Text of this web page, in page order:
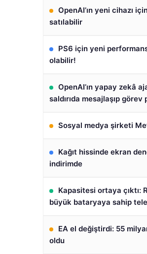
OpenAI’ın yeni cihazı
satılabilir
PS6 için yeni performans
olabilir!
OpenAI’ın yapay zekâ
saldırıda mesajlaşıp görev
Sosyal medya şirketi
Kağıt hissinde ekran
indirimde
Kapasitesi ortaya çıktı:
büyük bataryaya sahip
EA el değiştirdi: 55
oldu